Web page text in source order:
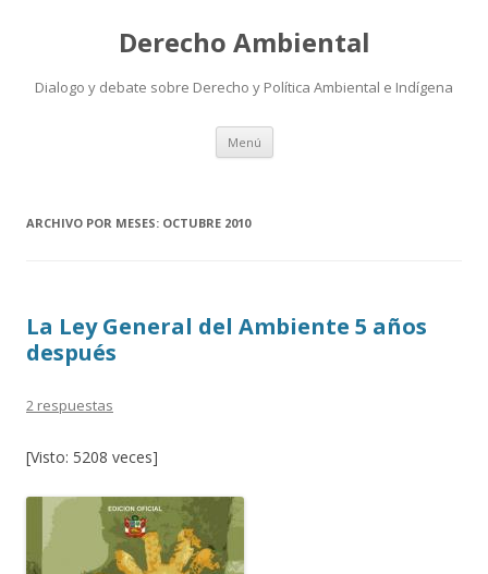
Derecho Ambiental
Dialogo y debate sobre Derecho y Política Ambiental e Indígena
Menú Ir
contenido
ARCHIVO POR MESES: OCTUBRE 2010
La Ley General del Ambiente 5 años
después
2 respuestas
[Visto: 5208 veces]